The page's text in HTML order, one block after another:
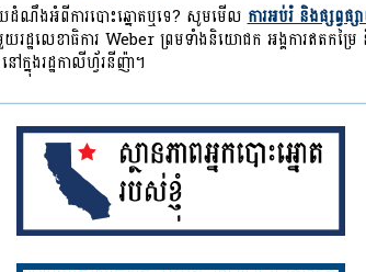
ដំណឹងអំពីការបោះឆ្នោតឬទេ? សូមមើលការអប់រំ និងផ្សព្
រដ្ឋលេខាធិការ Weber ព្រមទាំងនិយោជក អង្គការឥតកម្រ
ៅក្នុងរដ្ឋកាលីហ្វ័រនីញ៉ា។